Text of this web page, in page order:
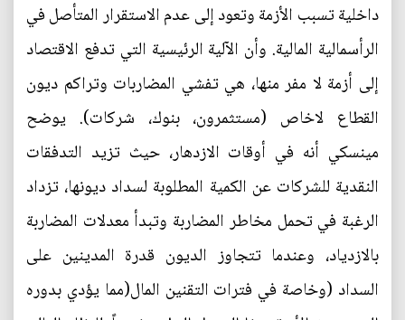
داخلية تسبب الأزمة وتعود إلى عدم الاستقرار المتأصل في
الرأسمالية المالية. وأن الآلية الرئيسية التي تدفع الاقتصاد
إلى أزمة لا مفر منها، هي تفشي المضاربات وتراكم ديون
القطاع لاخاص (مستثمرون، بنوك، شركات). يوضح
مينسكي أنه في أوقات الازدهار، حيث تزيد التدفقات
النقدية للشركات عن الكمية المطلوبة لسداد ديونها، تزداد
الرغبة في تحمل مخاطر المضاربة وتبدأ معدلات المضاربة
بالازدياد، وعندما تتجاوز الديون قدرة المدينين على
السداد (وخاصة في فترات التقنين المال(مما يؤدي بدوره